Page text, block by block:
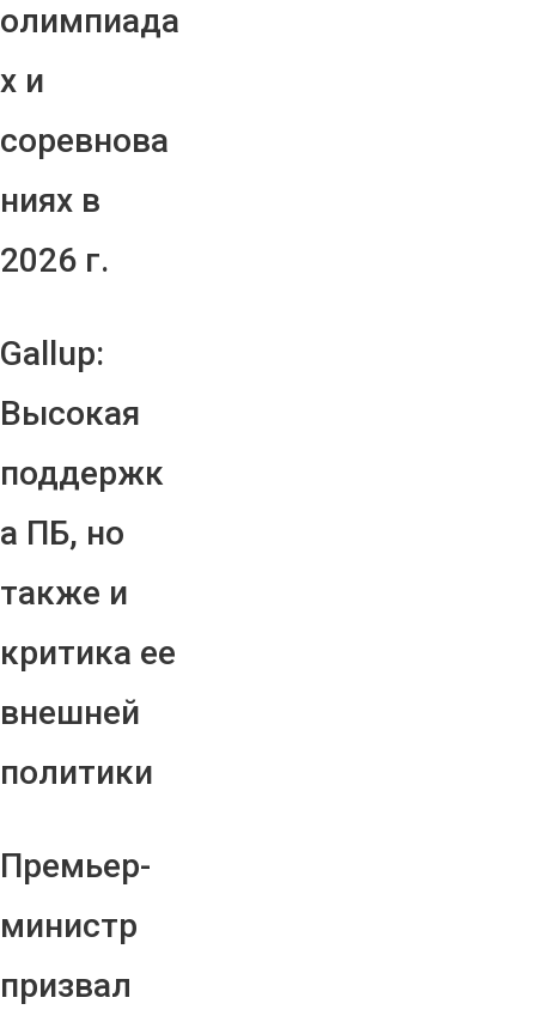
олимпиада
х и
соревнова
ниях в
2026 г.
Gallup:
Высокая
поддержк
а ПБ, но
также и
критика ее
внешней
политики
Премьер-
министр
призвал